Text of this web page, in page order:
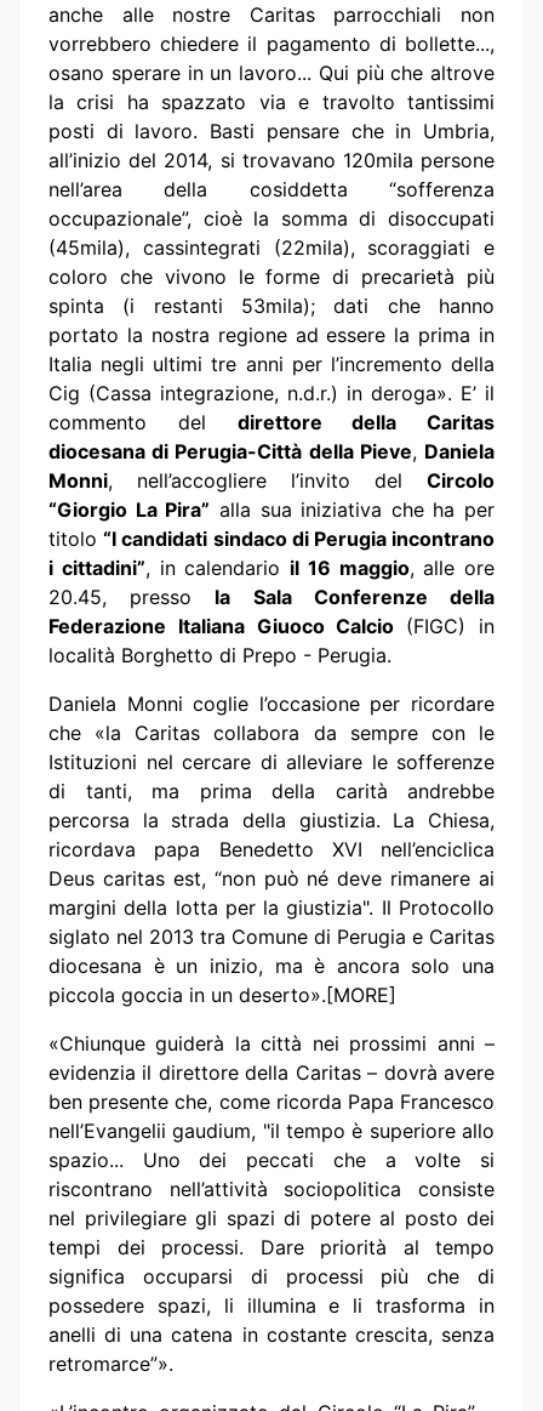
anche alle nostre Caritas parrocchiali non
vorrebbero chiedere il pagamento di bollette...,
osano sperare in un lavoro... Qui più che altrove
la crisi ha spazzato via e travolto tantissimi
posti di lavoro. Basti pensare che in Umbria,
all’inizio del 2014, si trovavano 120mila persone
nell’area della cosiddetta “sofferenza
occupazionale”, cioè la somma di disoccupati
(45mila), cassintegrati (22mila), scoraggiati e
coloro che vivono le forme di precarietà più
spinta (i restanti 53mila); dati che hanno
portato la nostra regione ad essere la prima in
Italia negli ultimi tre anni per l’incremento della
Cig (Cassa integrazione, n.d.r.) in deroga». E’ il
commento del direttore della Caritas
diocesana di Perugia-Città della Pieve, Daniela
Monni, nell’accogliere l’invito del Circolo
“Giorgio La Pira” alla sua iniziativa che ha per
titolo“I candidati sindaco di Perugia incontrano
i cittadini”, in calendario il 16 maggio, alle ore
20.45, presso la Sala Conferenze della
Federazione Italiana Giuoco Calcio (FIGC) in
località Borghetto di Prepo - Perugia.
Daniela Monni coglie l’occasione per ricordare
che «la Caritas collabora da sempre con le
Istituzioni nel cercare di alleviare le sofferenze
di tanti, ma prima della carità andrebbe
percorsa la strada della giustizia. La Chiesa,
ricordava papa Benedetto XVI nell’enciclica
Deus caritas est, “non può né deve rimanere ai
margini della lotta per la giustizia". Il Protocollo
siglato nel 2013 tra Comune di Perugia e Caritas
diocesana è un inizio, ma è ancora solo una
piccola goccia in un deserto».[MORE]
«Chiunque guiderà la città nei prossimi anni –
evidenzia il direttore della Caritas – dovrà avere
ben presente che, come ricorda Papa Francesco
nell’Evangelii gaudium, "il tempo è superiore allo
spazio... Uno dei peccati che a volte si
riscontrano nell’attività sociopolitica consiste
nel privilegiare gli spazi di potere al posto dei
tempi dei processi. Dare priorità al tempo
significa occuparsi di processi più che di
possedere spazi, li illumina e li trasforma in
anelli di una catena in costante crescita, senza
retromarce”».